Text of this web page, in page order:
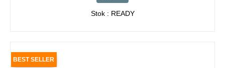
Stok : READY
BEST SELLER